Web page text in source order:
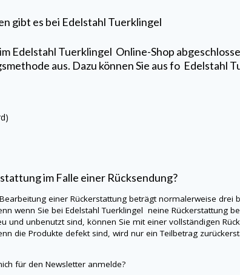
gibt es bei Edelstahl Tuerklingel
Edelstahl Tuerklingel Online-Shop
aus. Dazu können Sie aus fo Edelstahl
im Falle einer Rücksendung?
einer Rückerstattung beträgt normalerweise drei
wenn Sie beiEdelstahl TuerklingelneineRückerstattung
und unbenutzt sind, können Sie mit einer vollständigen
die Produkte defekt sind, wird nur ein Teilbetrag
für den Newsletter anmelde?